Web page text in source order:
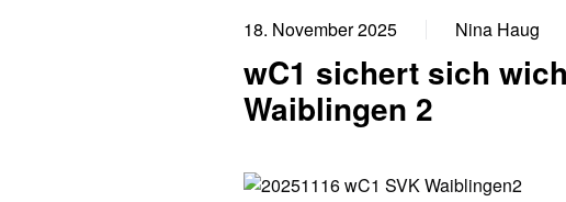
18. November 2025 Nina Haug
wC1 sichert sich
Waiblingen 2